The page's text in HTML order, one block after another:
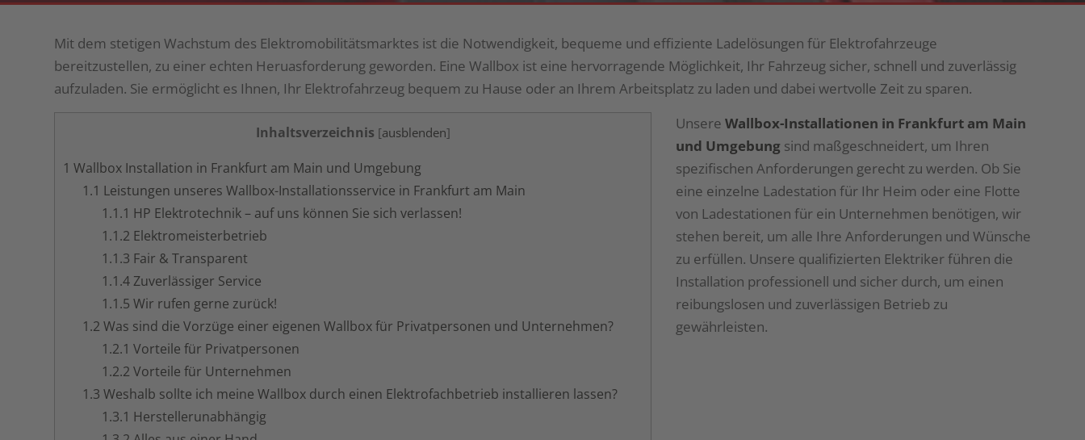
Mit dem stetigen Wachstum des Elektromobilitätsmarktes ist die Notwendigkeit, bequeme und effiziente Ladelösungen für Elektrofahrzeuge
bereitzustellen, zu einer echten Heruasforderung geworden. Eine Wallbox ist eine hervorragende Möglichkeit, Ihr Fahrzeug sicher, schnell und zuverlässig
aufzuladen. Sie ermöglicht es Ihnen, Ihr Elektrofahrzeug bequem zu Hause oder an Ihrem Arbeitsplatz zu laden und dabei wertvolle Zeit zu sparen.
Inhaltsverzeichnis [ausblenden]
1 Wallbox Installation in Frankfurt am Main und Umgebung
1.1 Leistungen unseres Wallbox-Installationsservice in Frankfurt am Main
1.1.1 HP Elektrotechnik – auf uns können Sie sich verlassen!
1.1.2 Elektromeisterbetrieb
1.1.3 Fair & Transparent
1.1.4Zuverlässiger Service
1.1.5 Wir rufen gerne zurück!
1.2 Was sind die Vorzüge einer eigenen Wallbox für Privatpersonen und Unternehmen?
1.2.1 Vorteile für Privatpersonen
1.2.2 Vorteile für Unternehmen
1.3 Weshalb sollte ich meine Wallbox durch einen Elektrofachbetrieb installieren lassen?
1.3.1 Hersteller­unabhängig
Unsere Wallbox-Installationen in Frankfurt am Main
und Umgebung sind maßgeschneidert, um Ihren
spezifischen Anforderungen gerecht zu werden. Ob Sie
eine einzelne Ladestation für Ihr Heim oder eine Flotte
von Ladestationen für ein Unternehmen benötigen, wir
stehen bereit, um alle Ihre Anforderungen und Wünsche
zu erfüllen. Unsere qualifizierten Elektriker führen die
Installation professionell und sicher durch, um einen
reibungslosen und zuverlässigen Betrieb zu
gewährleisten.